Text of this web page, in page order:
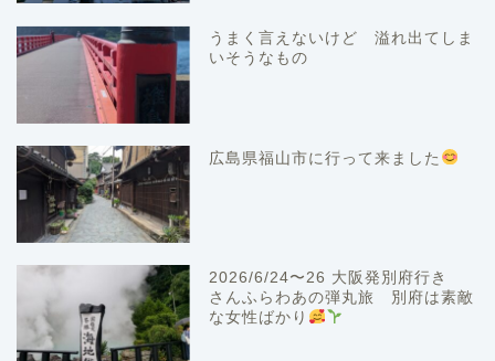
うまく言えないけど 溢れ出てしま
いそうなもの
広島県福山市に行って来ました
2026/6/24〜26 大阪発別府行き
さんふらわあの弾丸旅 別府は素敵
な女性ばかり